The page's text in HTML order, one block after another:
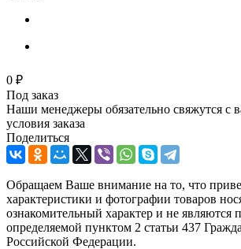
0 ₽
Под заказ
Наши менеджеры обязательно свяжутся с
условия заказа
Поделиться
Обращаем Ваше внимание на то, что
характеристики и фотографии товаров
ознакомительный характер и не являются
определяемой пунктом 2 статьи 437
Российской Федерации.